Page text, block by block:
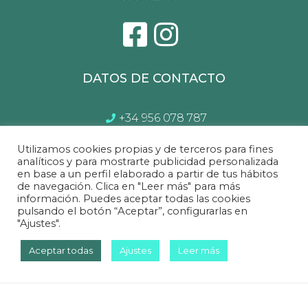
DATOS DE CONTACTO
+34 956 078 787
Lunes a Sábado de 10:00 a 14.00 y 17:00 a
21:00
Sofá&Sofá
Utilizamos cookies propias y de terceros para fines
analíticos y para mostrarte publicidad personalizada
en base a un perfil elaborado a partir de tus hábitos
de navegación. Clica en "Leer más" para más
información. Puedes aceptar todas las cookies
pulsando el botón “Aceptar”, configurarlas en
"Ajustes".
Aceptar todas Ajustes Leer más